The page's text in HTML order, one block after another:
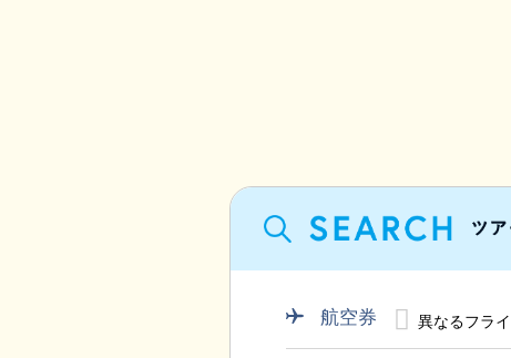
航空券 異なるフラ